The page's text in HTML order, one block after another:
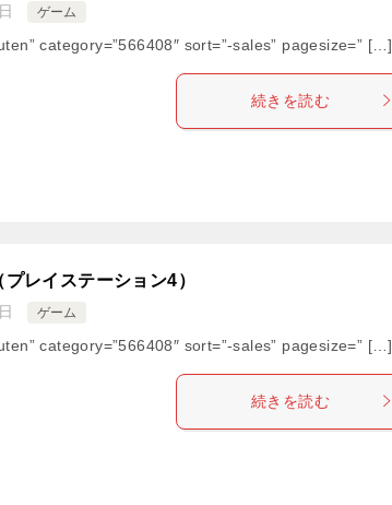
ゲーム
category=”566408″ sort=”-sales” pagesize=” […]
続きを読む
プレイステーション4）
ゲーム
category=”566408″ sort=”-sales” pagesize=” […]
続きを読む